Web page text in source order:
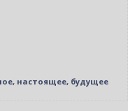
настоящее, будущее